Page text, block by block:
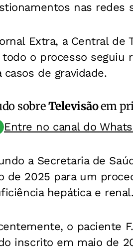
nas redes
Extra, a Central de
todo o processo seguiu
casos de gravidade.
sobreTelevisãoem
Entre no canal do
a Secretaria de
de 2025 para um
hepática e renal.
o paciente
inscrito em maio de